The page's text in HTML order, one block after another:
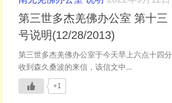
第三世多杰羌佛办公室 第十三
号说明(12/28/2013)
第三世多杰羌佛办公室于今天早上六点十四分
收到森久桑波的来信，该信文中...
+1